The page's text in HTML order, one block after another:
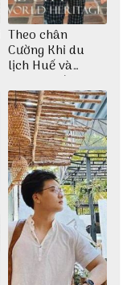
Theo chân
Cường Khỉ du
lịch Huế và
check-in đúng
những góc chụp
đẹp